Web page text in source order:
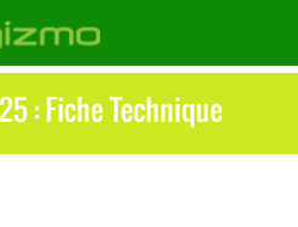
: Fiche Technique